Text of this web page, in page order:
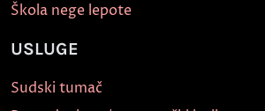
Škola nege lepote
USLUGE
Sudski tumač